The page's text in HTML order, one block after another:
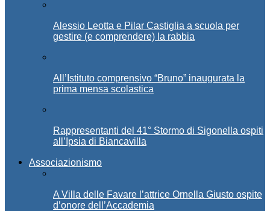
Alessio Leotta e Pilar Castiglia a scuola per
gestire (e comprendere) la rabbia
All’Istituto comprensivo “Bruno” inaugurata la
prima mensa scolastica
Rappresentanti del 41° Stormo di Sigonella ospiti
all’Ipsia di Biancavilla
Associazionismo
A Villa delle Favare l’attrice Ornella Giusto ospite
d’onore dell’Accademia